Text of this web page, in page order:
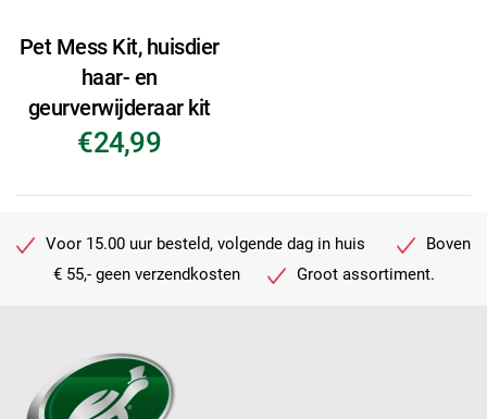
Pet Mess Kit, huisdier
haar- en
geurverwijderaar kit
€24,99
Voor 15.00 uur besteld, volgende dag in huis
Boven
€ 55,- geen verzendkosten
Groot assortiment.